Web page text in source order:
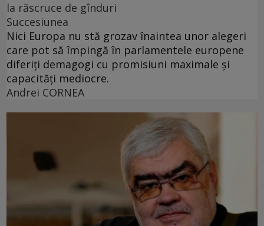
la răscruce de gînduri
Succesiunea
Nici Europa nu stă grozav înaintea unor alegeri
care pot să împingă în parlamentele europene
diferiți demagogi cu promisiuni maximale și
capacități mediocre.
Andrei CORNEA